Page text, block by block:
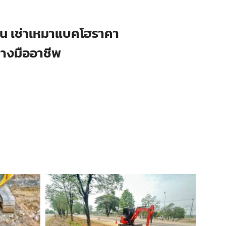
เช่าเหมาแบคโฮราคา
งมืออาชีพ